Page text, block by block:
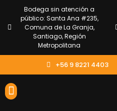
Bodega sin atención a
público: Santa Ana #235,
Comuna de La Granja,
Santiago, Región
Metropolitana
+56 9 8221 4403